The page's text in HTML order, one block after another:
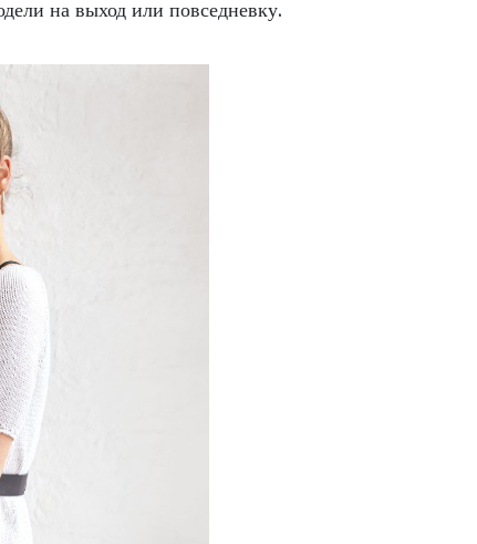
на выход или повседневку.